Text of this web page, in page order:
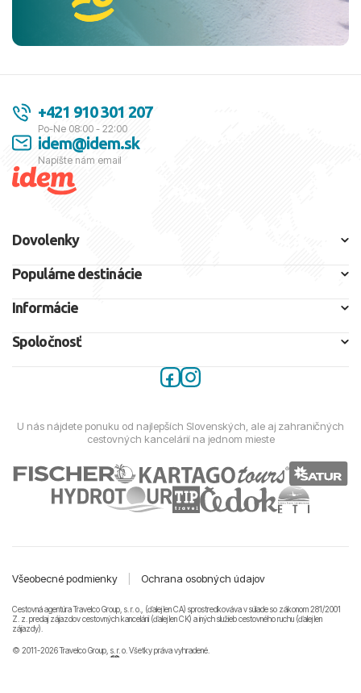
+421 910 301 207
Po-Ne 08:00 - 22:00
idem@idem.sk
Napíšte nám email
Dovolenky
Populárne destinácie
Informácie
Spoločnosť
U nás nájdete ponuku od najlepších Slovenských, ale aj zahraničných
cestovných kancelárií na jednom mieste
Všeobecné podmienky Ochrana osobných údajov
Cestovná agentúra Travelco Group, s. r. o., (ďalej len CA) sprostredkováva v súlade so zákonom 281/2001
Z. z. predaj zájazdov cestovných kancelárii (ďalej len CK) a iných služieb cestovného ruchu (ďalej len
zájazdy).
© 2011-2026 Travelco Group, s. r. o. Všetky práva vyhradené.